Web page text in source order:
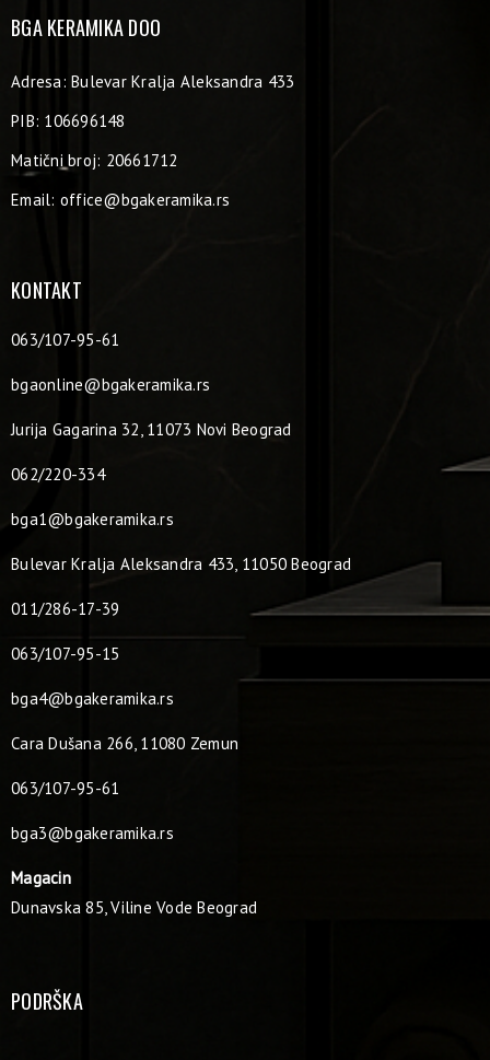
BGA KERAMIKA DOO
Adresa: Bulevar Kralja Aleksandra 433
PIB: 106696148
Matični broj: 20661712
Email: office@bgakeramika.rs
KONTAKT
063/107-95-61
bgaonline@bgakeramika.rs
Jurija Gagarina 32, 11073 Novi Beograd
062/220-334
bga1@bgakeramika.rs
Bulevar Kralja Aleksandra 433, 11050 Beograd
011/286-17-39
063/107-95-15
bga4@bgakeramika.rs
Cara Dušana 266, 11080 Zemun
063/107-95-61
bga3@bgakeramika.rs
Magacin
Dunavska 85, Viline Vode Beograd
PODRŠKA